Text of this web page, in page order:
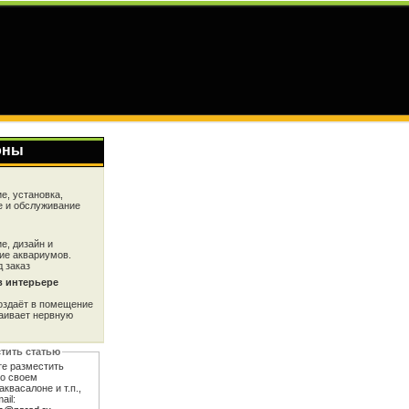
установка,
и обслуживание
дизайн и
аквариумов.
заказ
интерьере
в помещение
нервную
статью
разместить
своем
и т.п.,